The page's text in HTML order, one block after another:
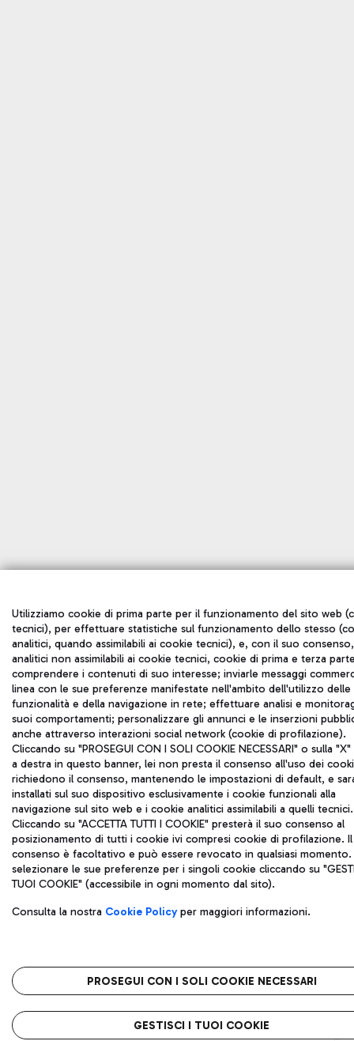
Utilizziamo cookie di prima parte per il funzionamento del sito web
tecnici), per effettuare statistiche sul funzionamento dello stesso
analitici, quando assimilabili ai cookie tecnici), e, con il suo
analitici non assimilabili ai cookie tecnici, cookie di prima e terza
comprendere i contenuti di suo interesse; inviarle messaggi
linea con le sue preferenze manifestate nell'ambito dell'utilizzo delle
funzionalità e della navigazione in rete; effettuare analisi e
suoi comportamenti; personalizzare gli annunci e le inserzioni
anche attraverso interazioni social network (cookie di profilazione).
Cliccando su "PROSEGUI CON I SOLI COOKIE NECESSARI" o sulla
a destra in questo banner, lei non presta il consenso all'uso dei
richiedono il consenso, mantenendo le impostazioni di default, e
installati sul suo dispositivo esclusivamente i cookie funzionali alla
navigazione sul sito web e i cookie analitici assimilabili a quelli tecnici.
Cliccando su "ACCETTA TUTTI I COOKIE" presterà il suo consenso al
posizionamento di tutti i cookie ivi compresi cookie di profilazione. Il
consenso è facoltativo e può essere revocato in qualsiasi
selezionare le sue preferenze per i singoli cookie cliccando su
TUOI COOKIE" (accessibile in ogni momento dal sito).
Consulta la nostra Cookie Policyper maggiori informazioni.
PROSEGUI CON I SOLI COOKIE NECESSARI
GESTISCI I TUOI COOKIE